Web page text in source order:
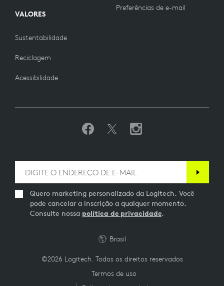
VALORES
Sustentabilidade
Reciclagem
Acessibilidade
Preferências de e-mail
Quero marketing personalizado da Logitech. Você
pode cancelar a inscrição a qualquer momento.
Consulte nossa política de privacidade.
©2026 Logitech. Todos os direitos reservados
Termos de uso
Brasil